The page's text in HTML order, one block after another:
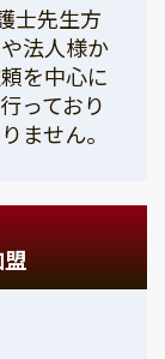
士先生方
法人様か
を中心に
っており
ません。